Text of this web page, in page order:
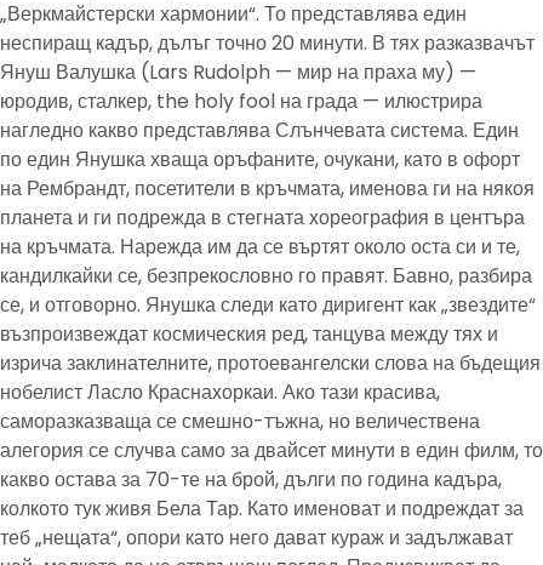
„Веркмайстерски хармонии“. То представлява един
неспиращ кадър, дълъг точно 20 минути. В тях разказвачът
Януш Валушка (Lars Rudolph — мир на праха му) —
юродив, сталкер, the holy fool на града — илюстрира
нагледно какво представлява Слънчевата система. Един
по един Янушка хваща оръфаните, очукани, като в офорт
на Рембрандт, посетители в кръчмата, именова ги на някоя
планета и ги подрежда в стегната хореография в центъра
на кръчмата. Нарежда им да се въртят около оста си и те,
кандилкайки се, безпрекословно го правят. Бавно, разбира
се, и отговорно. Янушка следи като диригент как „звездите“
възпроизвеждат космическия ред, танцува между тях и
изрича заклинателните, протоевангелски слова на бъдещия
нобелист Ласло Краснахоркаи. Ако тази красива,
саморазказваща се смешно-тъжна, но величествена
алегория се случва само за двайсет минути в един филм, то
какво остава за 70-те на брой, дълги по година кадъра,
колкото тук живя Бела Тар. Като именоват и подреждат за
теб „нещата“, опори като него дават кураж и задължават